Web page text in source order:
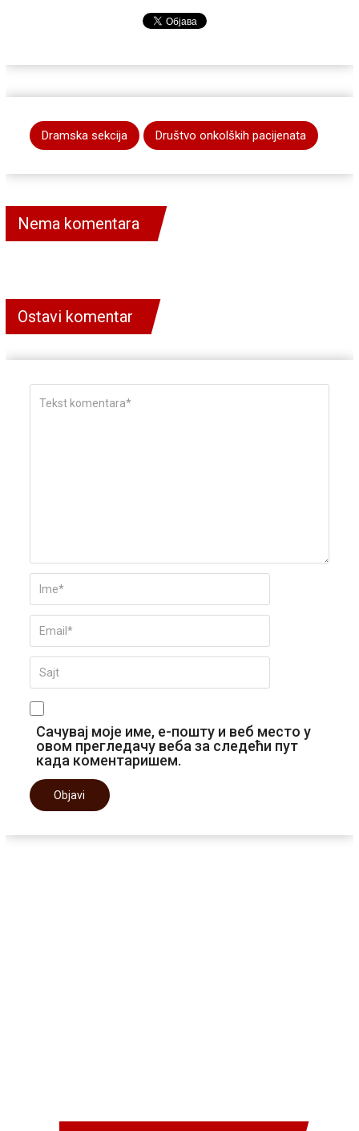
Dramska sekcija Društvo onkolških pacijenata
Nema komentara
Ostavi komentar
Сачувај моје име, е-пошту и веб место у
овом прегледачу веба за следећи пут
када коментаришем.